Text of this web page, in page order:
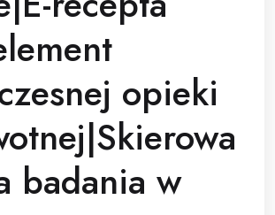
opieki
badania w